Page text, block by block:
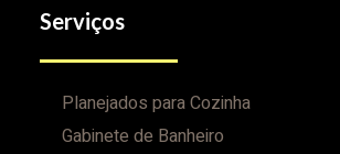
Serviços
Planejados para Cozinha
Gabinete de Banheiro